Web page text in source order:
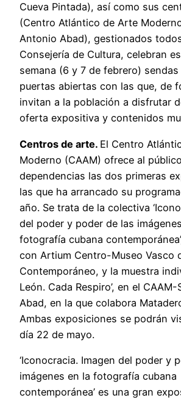
Cueva Pintada), así como sus
(Centro Atlántico de Arte
Antonio Abad), gestionados
Consejería de Cultura, celebran
semana (6 y 7 de febrero)
puertas abiertas con las que, de
invitan a la población a disfrutar
oferta expositiva y contenidos
Centros de arte. El Centro
Moderno (CAAM) ofrece al
dependencias las dos primeras
las que ha arrancado su
año. Se trata de la colectiva
del poder y poder de las
fotografía cubana
con Artium Centro-Museo Vasco
Contemporáneo, y la muestra
León. Cada Respiro’, en el
Abad, en la que colabora
Ambas exposiciones se podrán
día 22 de mayo.
‘Iconocracia. Imagen del poder y
imágenes en la fotografía cubana
contemporánea’ es una gran